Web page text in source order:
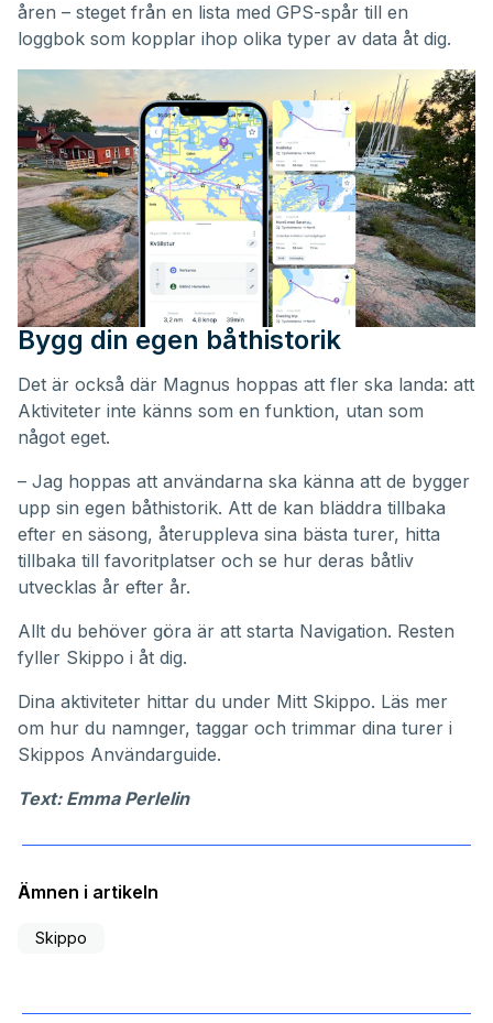
åren – steget från en lista med GPS-spår till en
loggbok som kopplar ihop olika typer av data åt dig.
Bygg din egen båthistorik
Det är också där Magnus hoppas att fler ska landa: att
Aktiviteter inte känns som en funktion, utan som
något eget.
– Jag hoppas att användarna ska känna att de bygger
upp sin egen båthistorik. Att de kan bläddra tillbaka
efter en säsong, återuppleva sina bästa turer, hitta
tillbaka till favoritplatser och se hur deras båtliv
utvecklas år efter år.
Allt du behöver göra är att starta Navigation. Resten
fyller Skippo i åt dig.
Dina aktiviteter hittar du under Mitt Skippo. Läs mer
om hur du namnger, taggar och trimmar dina turer i
Skippos Användarguide.
Text: Emma Perlelin
Ämnen i artikeln
Skippo